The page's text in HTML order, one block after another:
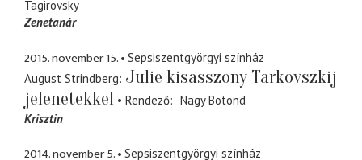
Tagirovsky
Zenetanár
2015. november 15.
Sepsiszentgyörgyi színház
August Strindberg Julie kisasszony Tarkovszkij
jelenetekkel
Rendező
Nagy Botond
Krisztin
2014. november 5.
Sepsiszentgyörgyi színház